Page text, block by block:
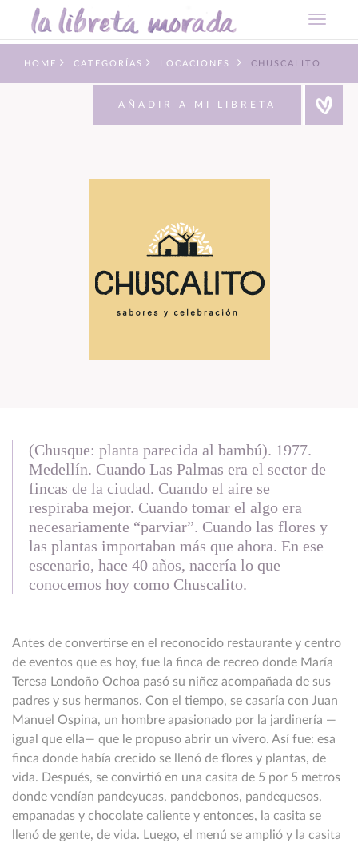
HOME CATEGORÍAS LOCACIONES CHUSCALITO
AÑADIR A MI LIBRETA
(Chusque: planta parecida al bambú). 1977.
Medellín. Cuando Las Palmas era el sector de
fincas de la ciudad. Cuando el aire se
respiraba mejor. Cuando tomar el algo era
necesariamente “parviar”. Cuando las flores y
las plantas importaban más que ahora. En ese
escenario, hace 40 años, nacería lo que
conocemos hoy como Chuscalito.
Antes de convertirse en el reconocido restaurante y centro
de eventos que es hoy, fue la finca de recreo donde María
Teresa Londoño Ochoa pasó su niñez acompañada de sus
padres y sus hermanos. Con el tiempo, se casaría con Juan
Manuel Ospina, un hombre apasionado por la jardinería —
igual que ella— que le propuso abrir un vivero. Así fue: esa
finca donde había crecido se llenó de flores y plantas, de
vida. Después, se convirtió en una casita de 5 por 5 metros
donde vendían pandeyucas, pandebonos, pandequesos,
empanadas y chocolate caliente y entonces, la casita se
llenó de gente, de vida. Luego, el menú se amplió y la casita